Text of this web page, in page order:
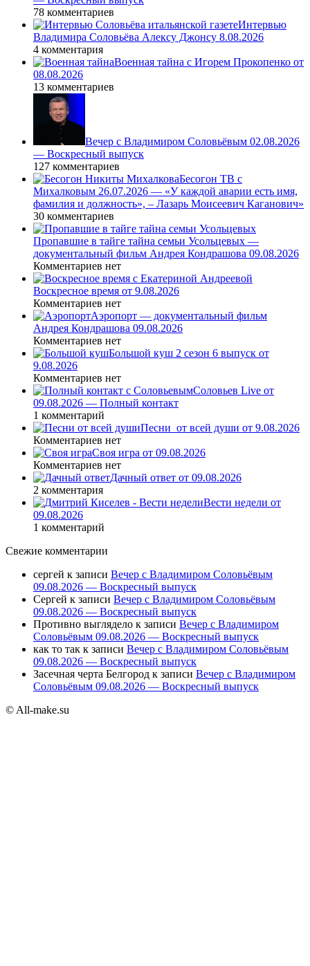
78 комментариев
Интервью
Владимира Соловьёва Алексу Джонсу 8.08.2026
4 комментария
Военная тайна с Игорем Прокопенко от
08.08.2026
13 комментариев
Вечер с Владимиром Соловьёвым 02.08.2026
— Воскресный выпуск
127 комментариев
Бесогон ТВ с
Михалковым 26.07.2026 — «У каждой аварии есть имя,
фамилия и должность», – Лазарь Моисеевич Каганович»
30 комментариев
Пропавшие в тайге тайна семьи Усольцевых —
документальный фильм Андрея Кондрашова 09.08.2026
Комментариев нет
Воскресное время от 9.08.2026
Комментариев нет
Аэропорт — документальный фильм
Андрея Кондрашова 09.08.2026
Комментариев нет
Большой куш 2 сезон 6 выпуск от
9.08.2026
Комментариев нет
Соловьев Live от
09.08.2026 — Полный контакт
1 комментарий
Песни_от всей души от 9.08.2026
Комментариев нет
Своя игра от 09.08.2026
Комментариев нет
Дачный ответ от 09.08.2026
2 комментария
Вести недели от
09.08.2026
1 комментарий
Свежие комментарии
сергей к записи Вечер с Владимиром Соловьёвым
09.08.2026 — Воскресный выпуск
Сергей к записи Вечер с Владимиром Соловьёвым
09.08.2026 — Воскресный выпуск
Противно выглядело к записи Вечер с Владимиром
Соловьёвым 09.08.2026 — Воскресный выпуск
как то так к записи Вечер с Владимиром Соловьёвым
09.08.2026 — Воскресный выпуск
Засечная черта Белгород к записи Вечер с Владимиром
Соловьёвым 09.08.2026 — Воскресный выпуск
© All-make.su